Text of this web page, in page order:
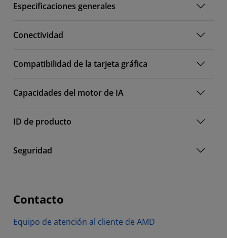
Especificaciones generales
Conectividad
Compatibilidad de la tarjeta gráfica
Capacidades del motor de IA
ID de producto
Seguridad
Contacto
Equipo de atención al cliente de AMD